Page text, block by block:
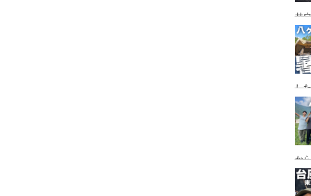
サ
し
食
ー
ー
か
の
ス